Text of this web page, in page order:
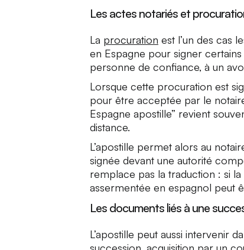
Les actes notariés et
La procuration est l’un des cas
en Espagne pour signer
personne de confiance, à un
Lorsque cette procuration est
pour être acceptée par le
Espagne apostille” revient
distance.
L’apostille permet alors au
signée devant une autorité
remplace pas la traduction : si
assermentée en espagnol peut
Les documents liés à une
L’apostille peut aussi intervenir